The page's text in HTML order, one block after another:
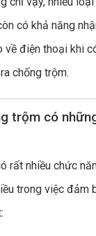
có khả năng
về điện thoại khi
chống trộm.
trộm có
rất nhiều chức
trong việc đảm